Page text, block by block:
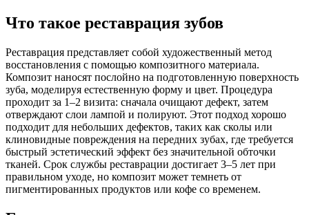
Что такое реставрация зубов
Реставрация представляет собой художественный метод
восстановления с помощью композитного материала.
Композит наносят послойно на подготовленную поверхность
зуба, моделируя естественную форму и цвет. Процедура
проходит за 1–2 визита: сначала очищают дефект, затем
отверждают слои лампой и полируют. Этот подход хорошо
подходит для небольших дефектов, таких как сколы или
клиновидные повреждения на передних зубах, где требуется
быстрый эстетический эффект без значительной обточки
тканей. Срок службы реставрации достигает 3–5 лет при
правильном уходе, но композит может темнеть от
пигментированных продуктов или кофе со временем.